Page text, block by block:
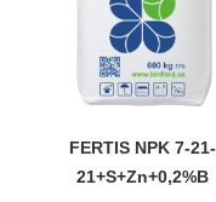
FERTIS NPK 7-21-
21+S+Zn+0,2%B